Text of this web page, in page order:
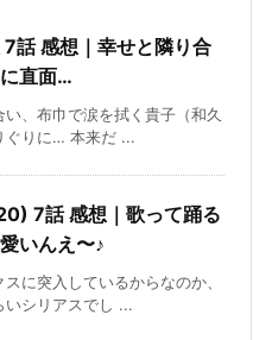
話 感想｜幸せと隣り合
直面…
、布巾で涙を拭く貴子（和久
ぐりに… 本来だ ...
7話 感想｜歌って踊る
いんえ〜♪
に突入しているからなのか、
いシリアスでし ...